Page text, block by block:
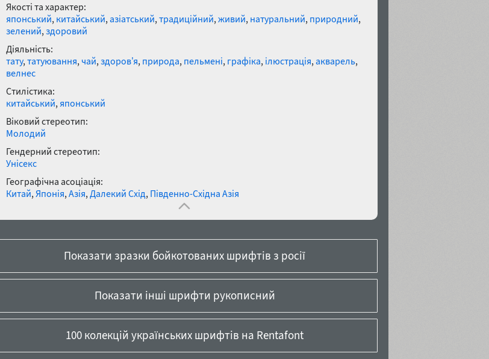
Якості та характер:
японський, китайський,азіатський,традиційний,живий, натуральний, природний,
зелений,здоровий
Діяльність:
тату,татуювання, чай,здоров'я, природа, пельмені, графіка, ілюстрація,акварель,
велнес
Стилістика:
китайський,японський
Віковий стереотип:
Молодий
Гендерний стереотип:
Унісекс
Географічна асоціація:
Китай,Японія,Азія,Далекий Схід, Південно-Східна Азія
Показати зразки бойкотованих шрифтів з росії
Показати інші шрифти рукописний
100 колекцій українських шрифтів на Rentafont